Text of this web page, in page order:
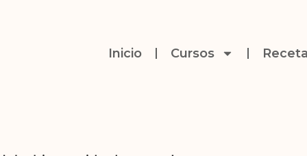
Inicio Cursos